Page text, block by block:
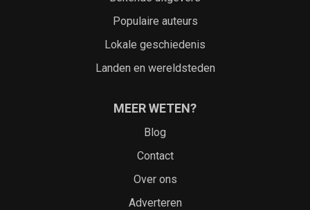
Populaire auteurs
Lokale geschiedenis
Landen en wereldsteden
MEER WETEN?
Blog
Contact
Over ons
Adverteren